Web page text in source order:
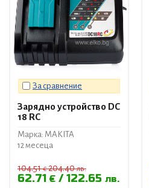
За сравнение
Зарядно устройство DC
18 RC
Марка: MAKITA
12 месеца
104.51€204.40лв.
62.71 € 122.65 лв.